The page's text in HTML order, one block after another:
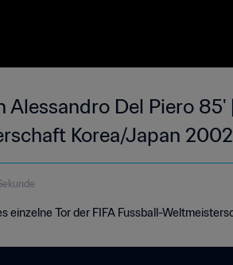
Alessandro Del Piero
Korea/Japan
einzelne Tor der FIFA Fussball-